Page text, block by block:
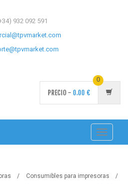
932 092 591
PRECIO - 0.00 €
0
Toggle
Consumibles para impresoras